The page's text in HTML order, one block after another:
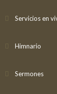
Servicios en
Himnario
Sermones